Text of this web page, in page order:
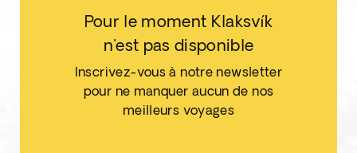
Pour le moment Klaksvík
n'est pas disponible
Inscrivez-vous à notre newsletter
pour ne manquer aucun de nos
meilleurs voyages